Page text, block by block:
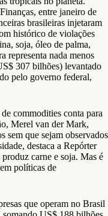
entre janeiro de
brasileiras injetaram
histórico de violações
soja, óleo de palma,
representa nada menos
307 bilhões) levantado
pelo governo federal,
commodities conta para
Merel van der Mark,
sem que sejam observados
destaca a Repórter
carne e soja. Mas é
políticas de
que operam no Brasil